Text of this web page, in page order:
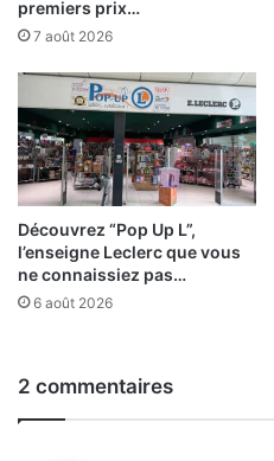
premiers prix…
7 août 2026
Découvrez “Pop Up L”,
l’enseigne Leclerc que vous
ne connaissiez pas…
6 août 2026
2 commentaires